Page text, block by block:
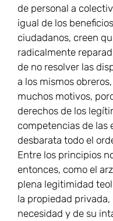
de personal a
igual de los
ciudadanos, creen
radicalmente
de no resolver las
a los mismos
muchos motivos,
derechos de los
competencias de las
desbarata todo el
Entre los principios
entonces, como el
plena legitimidad
la propiedad
necesidad y de su